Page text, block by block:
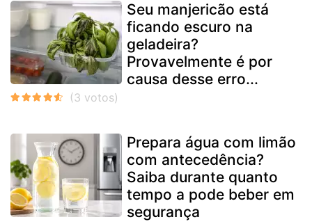
Seu manjericão está
ficando escuro na
geladeira?
Provavelmente é por
causa desse erro...
Prepara água com limão
com antecedência?
Saiba durante quanto
tempo a pode beber em
segurança